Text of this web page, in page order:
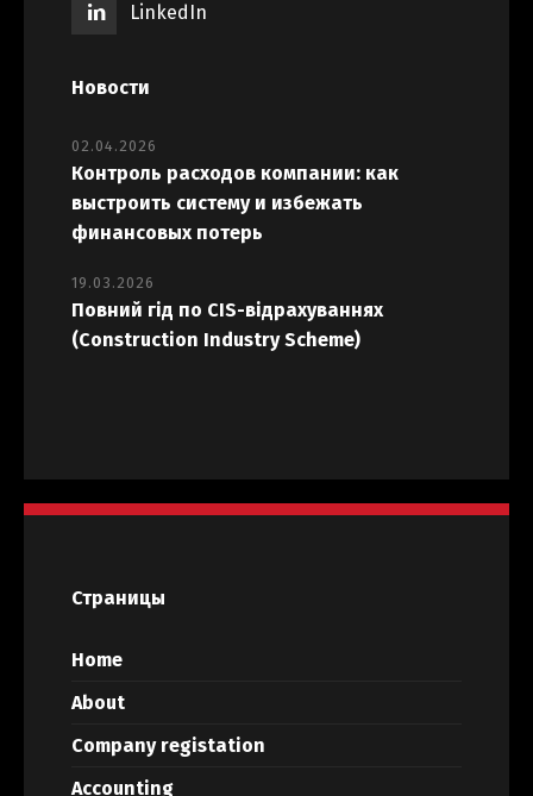
LinkedIn
Новости
02.04.2026
Контроль расходов компании: как
выстроить систему и избежать
финансовых потерь
19.03.2026
Повний гід по CIS-відрахуваннях
(Construction Industry Scheme)
Страницы
Home
About
Company registation
Accounting